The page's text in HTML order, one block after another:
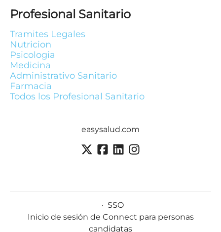
Profesional Sanitario
Tramites Legales
Nutricion
Psicologia
Medicina
Administrativo Sanitario
Farmacia
Todos los Profesional Sanitario
easysalud.com
· SSO
Inicio de sesión de Connect para personas
candidatas